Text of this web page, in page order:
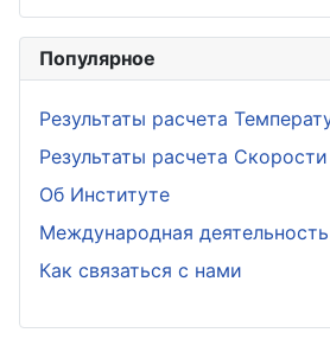
Популярное
Результаты расчета
Результаты расчета
Об Институте
Международная
Как связаться с нами